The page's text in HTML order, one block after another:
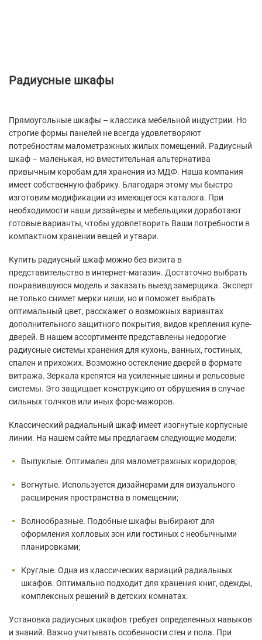
Радиусные шкафы
Прямоугольные шкафы – классика мебельной индустрии. Но
строгие формы панелей не всегда удовлетворяют
потребностям малометражных жилых помещений. Радиусный
шкаф – маленькая, но вместительная альтернатива
привычным коробам для хранения из МДФ. Наша компания
имеет собственную фабрику. Благодаря этому мы быстро
изготовим модификации из имеющегося каталога. При
необходимости наши дизайнеры и мебельщики доработают
готовые варианты, чтобы удовлетворить Ваши потребности в
компактном хранении вещей и утвари.
Купить радиусный шкаф можно без визита в
представительство в интернет-магазин. Достаточно выбрать
понравившуюся модель и заказать выезд замерщика. Эксперт
не только снимет мерки ниши, но и поможет выбрать
оптимальный цвет, расскажет о возможных вариантах
дополнительного защитного покрытия, видов крепления купе-
дверей. В нашем ассортименте представлены недорогие
радиусные системы хранения для кухонь, ванных, гостиных,
спален и прихожих. Возможно остекление дверей в формате
витража. Зеркала крепятся на усиленные шины и рельсовые
системы. Это защищает конструкцию от обрушения в случае
сильных толчков или иных форс-мажоров.
Классический радиальный шкаф имеет изогнутые корпусные
линии. На нашем сайте мы предлагаем следующие модели:
Выпуклые. Оптимален для малометражных коридоров;
Вогнутые. Используется дизайнерами для визуального
расширения пространства в помещении;
Волнообразные. Подобные шкафы выбирают для
оформления холловых зон или гостиных с необычными
планировками;
Круглые. Одна из классических вариаций радиальных
шкафов. Оптимально подходит для хранения книг, одежды,
комплексных решений в детских комнатах.
Установка радиусных шкафов требует определенных навыков
и знаний. Важно учитывать особенности стен и пола. При